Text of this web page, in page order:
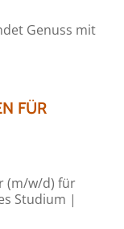
Genuss mit
FÜR
(m/w/d) für
Studium |